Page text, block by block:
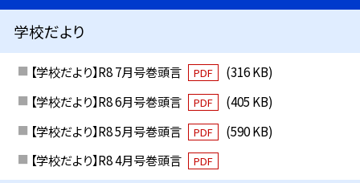
学校だより
【学校だより】R8 7月号巻頭言 PDF
(316 KB)
【学校だより】R8 6月号巻頭言
PDF
(405 KB)
【学校だより】R8 5月号巻頭言
PDF
(590 KB)
【学校だより】R8 4月号巻頭言
PDF